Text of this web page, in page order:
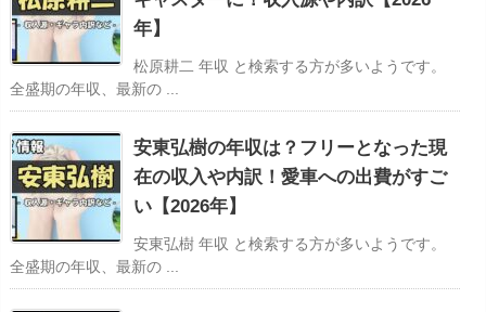
年】
松原耕二 年収 と検索する方が多いようです。
全盛期の年収、最新の ...
安東弘樹の年収は？フリーとなった現
在の収入や内訳！愛車への出費がすご
い【2026年】
安東弘樹 年収 と検索する方が多いようです。
全盛期の年収、最新の ...